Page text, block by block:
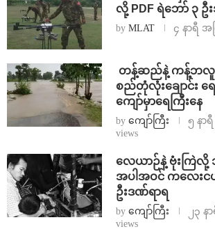
လို့ PDF ရဲဘော် ၃ ဦ
by MLAT ၄ နာရီ
တန့်ဆည်နဲ့ ကန့်ဘလူ
စည်တုံလုံးချောင်း ရ
ကျော်မှာရေကြီးနေ
by ကျော်ကြီး ၅ နာ
views
လေယာဉ်နဲ့ ဗုံးကြဲလို့
အပါအဝင် ကလေးင
ဦးဒဏ်ရာရ
by ကျော်ကြီး ၂၃
views